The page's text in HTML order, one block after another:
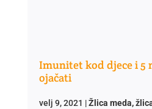
Imunitet kod djece i 5
ojačati
velj 9, 2021 |Žlica meda,